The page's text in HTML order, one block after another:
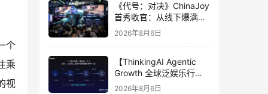
个
乘
视
《代号：对决》ChinaJoy
首秀收官：从线下爆满看
见玩家的真实期待
2026年8月6日
【ThinkingAI Agentic
Growth 全球泛娱乐行业
峰会】Agent 时代，人到
2026年8月6日